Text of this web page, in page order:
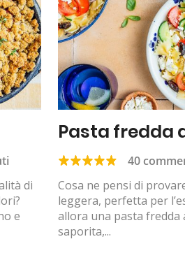
di
e
Pasta fredda
40
Cosa ne pensi di
leggera, perfetta per
allora una pasta fredda
saporita,...